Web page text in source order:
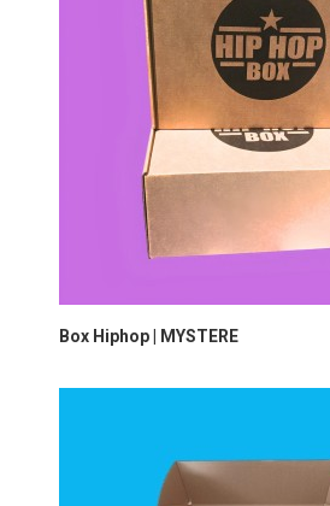
Box Hiphop | MYSTERE